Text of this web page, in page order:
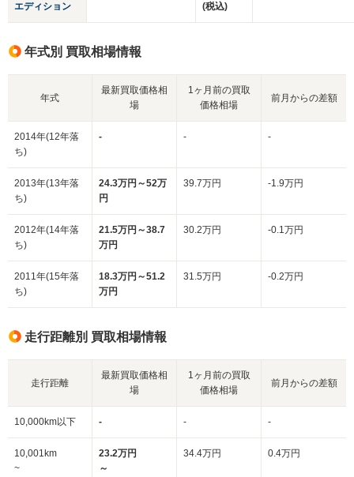
エディション
(税込)
年式別 買取相場情報
年式
最新買取価格相
場
1ヶ月前の買取
価格相場
前月からの差額
2014年(12年落
ち)
- - -
2013年(13年落
ち)
24.3万円～52万
円
39.7万円 -1.9万円
2012年(14年落
ち)
21.5万円～38.7
万円
30.2万円 -0.1万円
2011年(15年落
ち)
18.3万円～51.2
万円
31.5万円 -0.2万円
走行距離別 買取相場情報
走行距離
最新買取価格相
場
1ヶ月前の買取
価格相場
前月からの差額
10,000km以下 - - -
10,001km
~
23.2万円
～
34.4万円 0.4万円